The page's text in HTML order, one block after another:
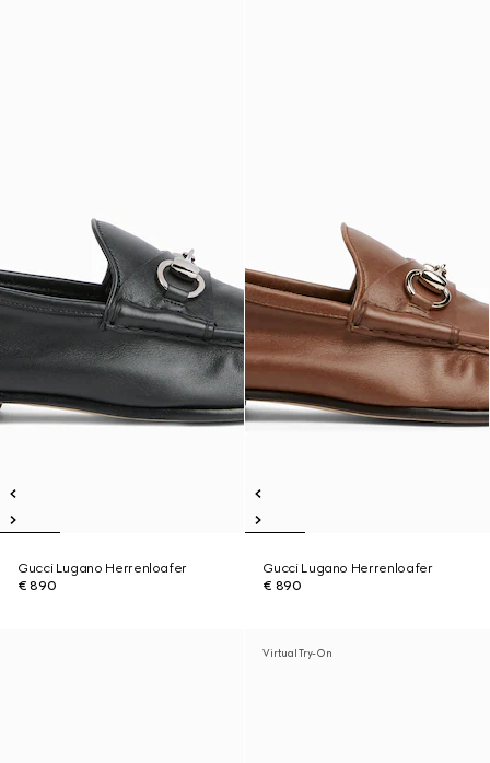
Gucci Lugano Herrenloafer
€ 890
Gucci Lugano Herrenloafer
€ 890
Virtual Try-On